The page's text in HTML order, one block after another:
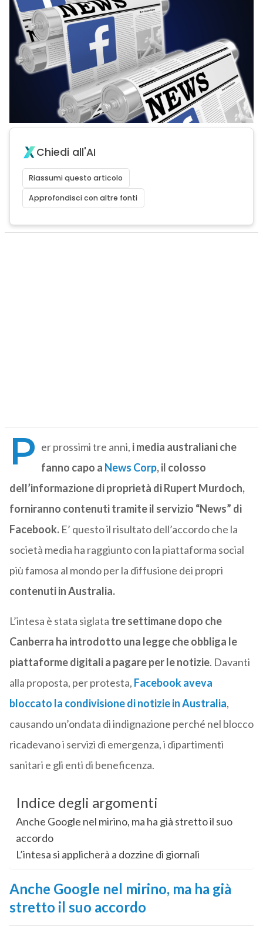
Chiedi all'AI
Riassumi questo articolo
Approfondisci con altre fonti
P er prossimi tre anni, i media australiani che
fanno capo a News Corp, il colosso
dell’informazione di proprietà di Rupert Murdoch,
forniranno contenuti tramite il servizio “News” di
Facebook.E’ questo il risultato dell’accordo che la
società media ha raggiunto con la piattaforma social
più famosa al mondo per la diffusione dei propri
contenuti in Australia.
L’intesa è stata siglata tre settimane dopo che
Canberra ha introdotto una legge che obbliga le
piattaforme digitali a pagare per le notizie. Davanti
alla proposta, per protesta, Facebook aveva
bloccato la condivisione di notizie in Australia,
causando un’ondata di indignazione perché nel blocco
ricadevano i servizi di emergenza, i dipartimenti
sanitari e gli enti di beneficenza.
Indice degli argomenti
Anche Google nel mirino, ma ha già stretto il suo
accordo
L’intesa si applicherà a dozzine di giornali
Anche Google nel mirino, ma ha già
stretto il suo accordo